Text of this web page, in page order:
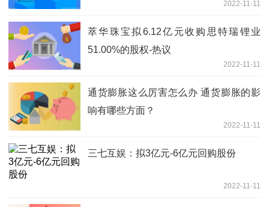
2022-11-11
萃华珠宝拟6.12亿元收购思特瑞锂业
51.00%的股权-热议
2022-11-11
通货膨胀这么厉害怎么办 通货膨胀的影
响有哪些方面？
2022-11-11
三七互娱：拟3亿元-6亿元回购股份
2022-11-11